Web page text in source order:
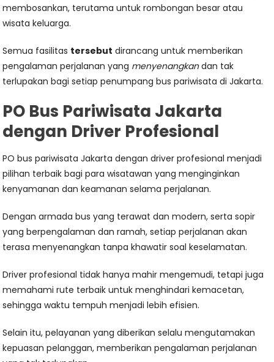
membosankan, terutama untuk rombongan besar atau
wisata keluarga.
Semua fasilitas tersebut dirancang untuk memberikan
pengalaman perjalanan yang menyenangkandan tak
terlupakan bagi setiap penumpang bus pariwisata di Jakarta.
PO Bus Pariwisata Jakarta
dengan Driver Profesional
PO bus pariwisata Jakarta dengan driver profesional menjadi
pilihan terbaik bagi para wisatawan yang menginginkan
kenyamanan dan keamanan selama perjalanan.
Dengan armada bus yang terawat dan modern, serta sopir
yang berpengalaman dan ramah, setiap perjalanan akan
terasa menyenangkan tanpa khawatir soal keselamatan.
Driver profesional tidak hanya mahir mengemudi, tetapi juga
memahami rute terbaik untuk menghindari kemacetan,
sehingga waktu tempuh menjadi lebih efisien.
Selain itu, pelayanan yang diberikan selalu mengutamakan
kepuasan pelanggan, memberikan pengalaman perjalanan